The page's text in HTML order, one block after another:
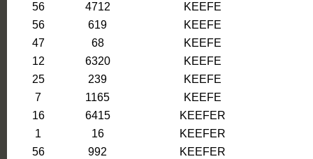
56
4712
KEEFE
56
619
KEEFE
47
68
KEEFE
12
6320
KEEFE
25
239
KEEFE
7
1165
KEEFE
16
6415
KEEFER
1
16
KEEFER
56
992
KEEFER